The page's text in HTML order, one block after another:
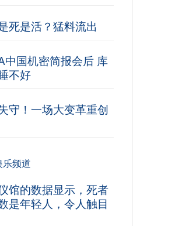
死是活？猛料流出
中国机密简报会后 库
不好
守！一场大变革重创
乐频道
馆的数据显示，死者
是年轻人，令人触目